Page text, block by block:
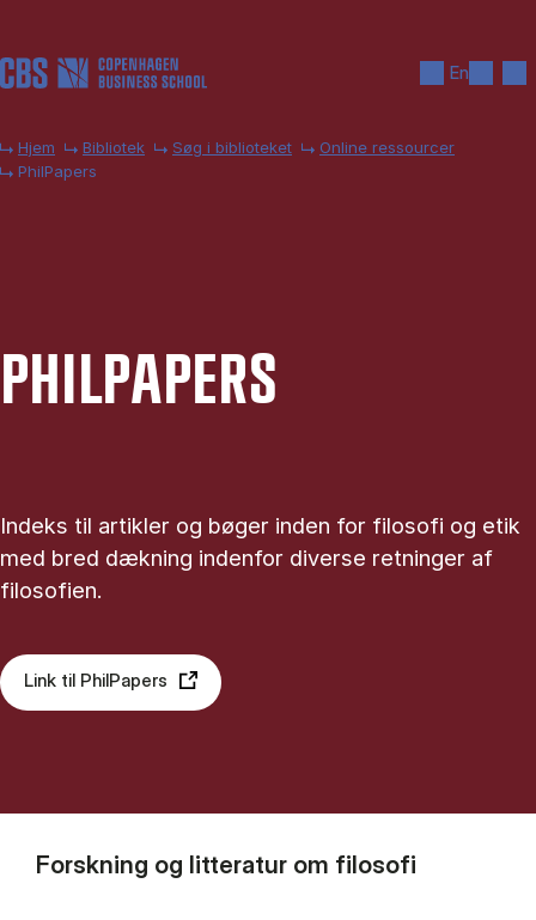
En
Hjem Bibliotek Søg i biblioteket
Online ressourcer
PhilPapers
PHIL­PA­PERS
Indeks til artikler og bøger inden for filosofi og etik
med bred dækning indenfor diverse retninger af
filosofien.
Link til PhilPapers
Forskning og litteratur om filosofi